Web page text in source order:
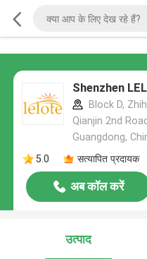
Shenzhen
Block D,
Qianjin 2nd
Guangdong,
5.0
सत्यापित प्रदायक
अब कॉल करें
उत्पाद